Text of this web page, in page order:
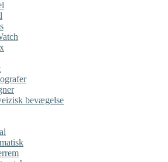
bevægelse